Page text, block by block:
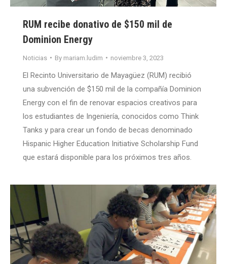
RUM recibe donativo de $150 mil de
Dominion Energy
Noticias By mariam.ludim noviembre 3, 2023
El Recinto Universitario de Mayagüez (RUM) recibió
una subvención de $150 mil de la compañía Dominion
Energy con el fin de renovar espacios creativos para
los estudiantes de Ingeniería, conocidos como Think
Tanks y para crear un fondo de becas denominado
Hispanic Higher Education Initiative Scholarship Fund
que estará disponible para los próximos tres años.